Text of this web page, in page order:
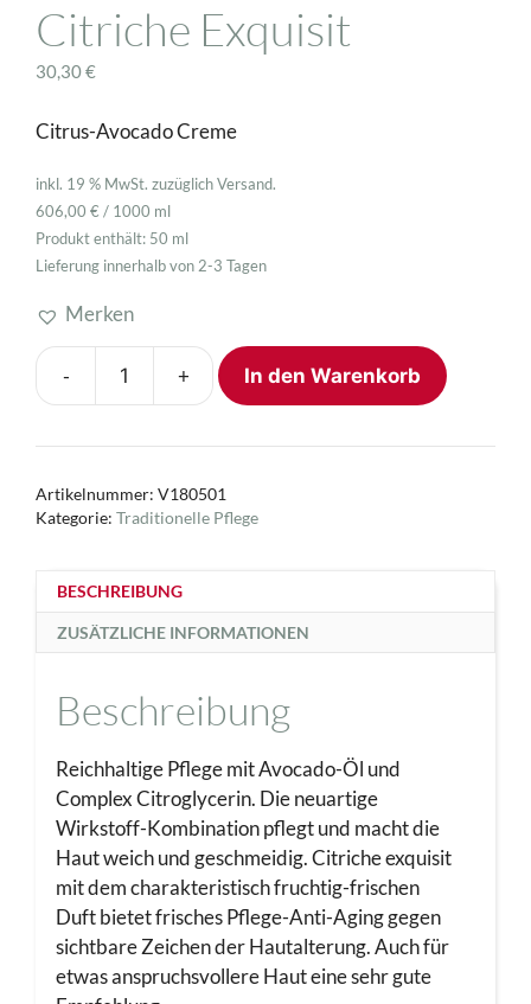
Citriche Exquisit
30,30€
Citrus-Avocado Creme
inkl. 19 % MwSt. zuzüglichVersand.
606,00 € / 1000 ml
Produkt enthält: 50 ml
Lieferung innerhalb von 2-3 Tagen
Merken
-
Citriche
Menge
+ In den Warenkorb
Artikelnummer: V180501
Kategorie: Traditionelle Pflege
BESCHREIBUNG
ZUSÄTZLICHE INFORMATIONEN
Beschreibung
Reichhaltige Pflege mit Avocado-Öl und
Complex Citroglycerin. Die neuartige
Wirkstoff-Kombination pflegt und macht die
Haut weich und geschmeidig. Citriche exquisit
mit dem charakteristisch fruchtig-frischen
Duft bietet frisches Pflege-Anti-Aging gegen
sichtbare Zeichen der Hautalterung. Auch für
etwas anspruchsvollere Haut eine sehr gute